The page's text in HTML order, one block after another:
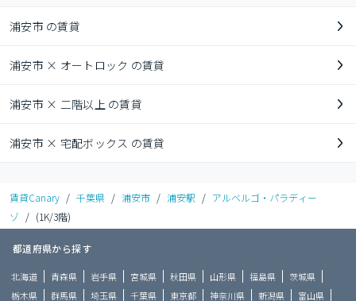
浦安市 の賃貸
浦安市 × オートロック の賃貸
浦安市 × 二階以上 の賃貸
浦安市 × 宅配ボックス の賃貸
賃貸Canary / 千葉県 / 浦安市 / 浦安駅 / アルベルゴ・パラディー
ゾ / (1K/3階)
都道府県から探す
北海道 青森県 岩手県 宮城県 秋田県 山形県 福島県
茨城県
栃木県
群馬県 埼玉県 千葉県 東京都 神奈川県 新潟県 富山県